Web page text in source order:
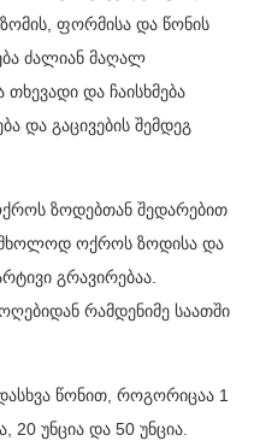
ფორმისა და წონის
ძალიან მაღალ
თხევადი და ჩაისხმება
და გაცივების შემდეგ
ზოდებთან შედარებით
მხოლოდ ოქროს ზოდისა და
გრავირებაა.
რამდენიმე საათში
წონით, როგორიცაა 1
20 უნცია და 50 უნცია.